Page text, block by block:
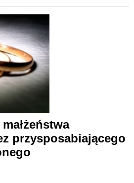
przysposabiającego